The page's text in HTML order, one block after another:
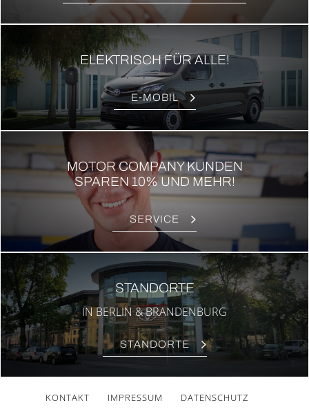
ELEK­TRISCH FÜR ALLE!
E‑MOBIL
MOTOR COMPANY KUNDEN
SPAREN 10% UND MEHR!
SER­VICE
STAND­OR­TE
IN BER­LIN & BRAN­DEN­BURG
STAND­OR­TE
KON­TAKT IMPRES­SUM
DATEN­SCHUTZ